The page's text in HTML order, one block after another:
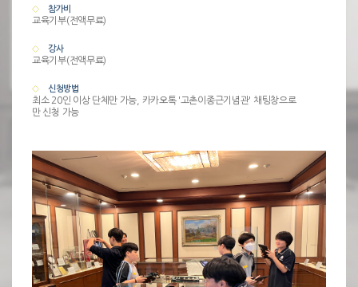
참가비
교육기부(전액무료)
강사
교육기부(전액무료)
신청방법
최소 20인 이상 단체만 가능, 카카오톡 '고촌이종근기념관' 채팅창으로
만 신청 가능